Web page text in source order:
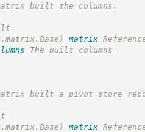
built the columns.
matrix
The built columns
built a pivot store
matrix